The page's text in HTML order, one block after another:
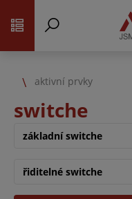
aktivní prvky
switche
základní switche
řiditelné switche